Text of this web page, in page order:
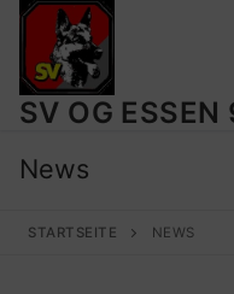
SV OG ESSEN
News
STARTSEITE NEWS